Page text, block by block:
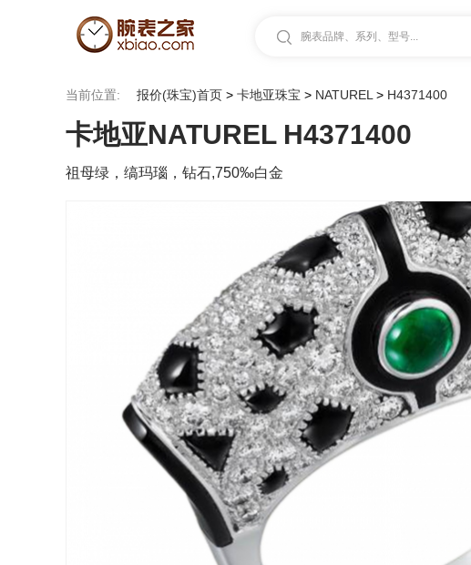
腕表品牌、系列、型号...
当前位置: 报价(珠宝)首页 > 卡地亚珠宝 > NATUREL > H4371400
卡地亚NATUREL H4371400
祖母绿，缟玛瑙，钻石,750‰白金